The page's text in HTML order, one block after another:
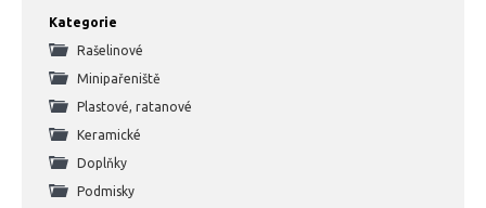
Kategorie
Rašelinové
Minipařeniště
Plastové, ratanové
Keramické
Doplňky
Podmisky